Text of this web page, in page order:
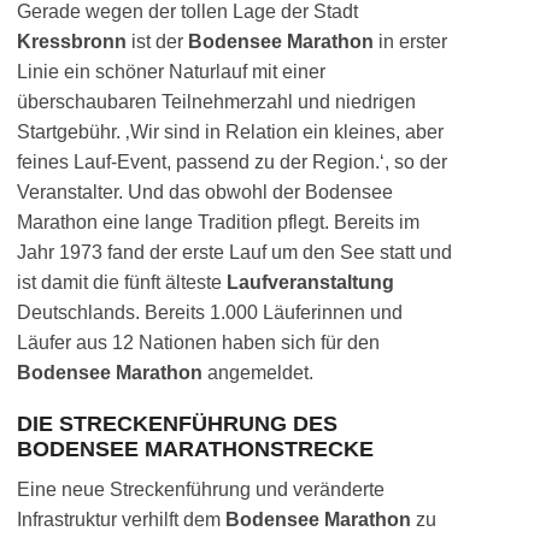
Gerade wegen der tollen Lage der Stadt
Kressbronn ist der Bodensee Marathon in erster
Linie ein schöner Naturlauf mit einer
überschaubaren Teilnehmerzahl und niedrigen
Startgebühr. ‚Wir sind in Relation ein kleines, aber
feines Lauf-Event, passend zu der Region.‘, so der
Veranstalter. Und das obwohl der Bodensee
Marathon eine lange Tradition pflegt. Bereits im
Jahr 1973 fand der erste Lauf um den See statt und
ist damit die fünft älteste Laufveranstaltung
Deutschlands. Bereits 1.000 Läuferinnen und
Läufer aus 12 Nationen haben sich für den
Bodensee Marathon angemeldet.
DIE STRECKENFÜHRUNG DES
BODENSEE MARATHONSTRECKE
Eine neue Streckenführung und veränderte
Infrastruktur verhilft dem Bodensee Marathon zu